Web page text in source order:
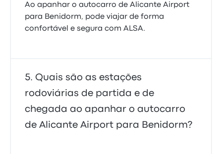
Ao apanhar o autocarro de Alicante Airport
para Benidorm, pode viajar de forma
confortável e segura com ALSA.
Quais são as estações
rodoviárias de partida e de
chegada ao apanhar o autocarro
de Alicante Airport para Benidorm?